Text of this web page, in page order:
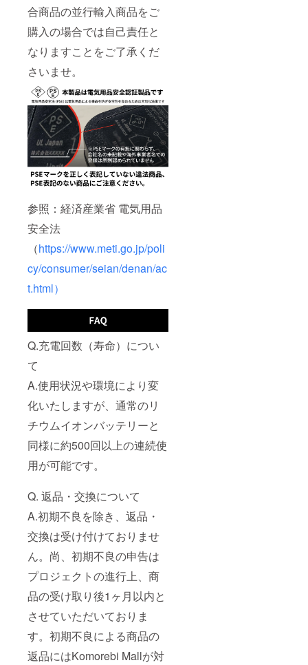
合商品の並行輸入商品をご
購入の場合では自己責任と
なりますことをご了承くだ
さいませ。
参照：経済産業省 電気用品
安全法
（https://www.meti.go.jp/poli
cy/consumer/seian/denan/ac
t.html）
Q.充電回数（寿命）につい
て
A.使用状況や環境により変
化いたしますが、通常のリ
チウムイオンバッテリーと
同様に約500回以上の連続使
用が可能です。
Q. 返品・交換について
A.初期不良を除き、返品・
交換は受け付けておりませ
ん。尚、初期不良の申告は
プロジェクトの進行上、商
品の受け取り後1ヶ月以内と
させていただいておりま
す。初期不良による商品の
返品にはKomorebi Mallが対